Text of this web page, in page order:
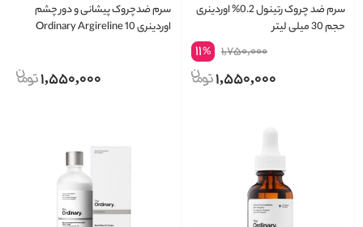
سرم ضد چروک رتینول 0.2% اوردینری
حجم 30 میلی لیتر
1,750,000
11%
1,550,000
سرم ضدچروک پیشانی و دور چشم
اوردینری Ordinary Argireline 10
1,550,000